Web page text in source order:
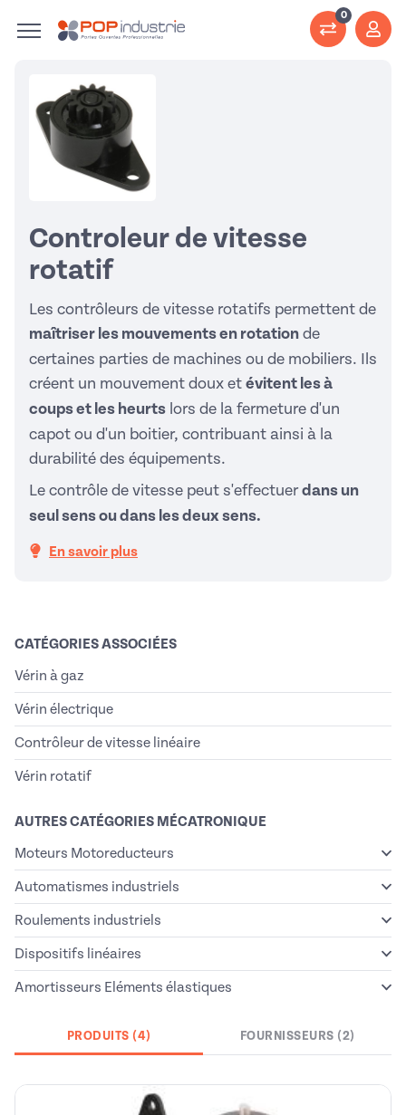
0
Controleur de vitesse
rotatif
Les contrôleurs de vitesse rotatifs permettent de
maîtriser les mouvements en rotation de
certaines parties de machines ou de mobiliers. Ils
créent un mouvement doux et évitent les à
coups et les heurts lors de la fermeture d'un
capot ou d'un boitier, contribuant ainsi à la
durabilité des équipements.
Le contrôle de vitesse peut s'effectuerdans un
seul sens ou dans les deux sens.
En savoir plus
CATÉGORIES ASSOCIÉES
Vérin à gaz
Vérin électrique
Contrôleur de vitesse linéaire
Vérin rotatif
AUTRES CATÉGORIES MÉCATRONIQUE
Moteurs Motoreducteurs
Automatismes industriels
Roulements industriels
Dispositifs linéaires
Amortisseurs Eléments élastiques
PRODUITS (4) FOURNISSEURS (2)